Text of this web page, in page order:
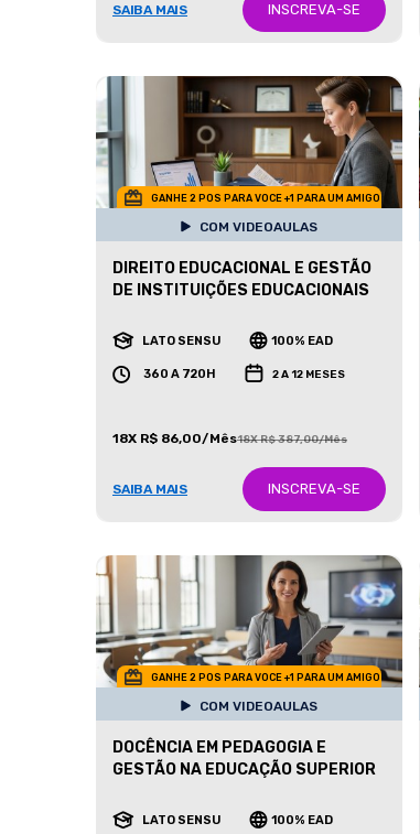
SAIBA MAIS INSCREVA-SE
GANHE 2 POS PARA VOCE +1 PARA UM AMIGO
COM VIDEOAULAS
DIREITO EDUCACIONAL E GESTÃO
DE INSTITUIÇÕES EDUCACIONAIS
LATO SENSU 100% EAD
360 A 720H 2 A 12 MESES
18X R$ 86,00/Mês18X R$ 387,00/Mês
SAIBA MAIS INSCREVA-SE
GANHE 2 POS PARA VOCE +1 PARA UM AMIGO
COM VIDEOAULAS
DOCÊNCIA EM PEDAGOGIA E
GESTÃO NA EDUCAÇÃO SUPERIOR
LATO SENSU 100% EAD